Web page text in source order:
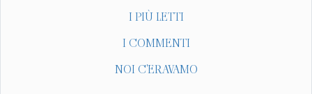
I PIÙ LETTI
I COMMENTI
NOI C'ERAVAMO